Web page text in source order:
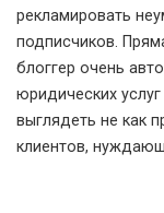
рекламировать
подписчиков.
блоггер очень
юридических
выглядеть не как
клиентов,